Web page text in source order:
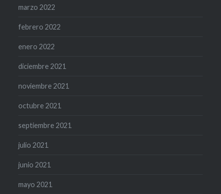
marzo 2022
febrero 2022
enero 2022
diciembre 2021
noviembre 2021
octubre 2021
septiembre 2021
julio 2021
junio 2021
mayo 2021